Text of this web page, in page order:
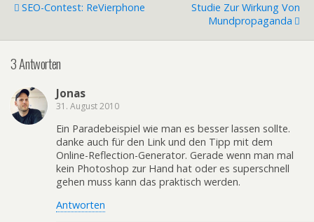
SEO-Contest: ReVierphone
Studie Zur Wirkung Von
Mundpropaganda
3 Antworten
Jonas
31. August 2010
Ein Paradebeispiel wie man es besser lassen sollte.
danke auch für den Link und den Tipp mit dem
Online-Reflection-Generator. Gerade wenn man mal
kein Photoshop zur Hand hat oder es superschnell
gehen muss kann das praktisch werden.
Antworten